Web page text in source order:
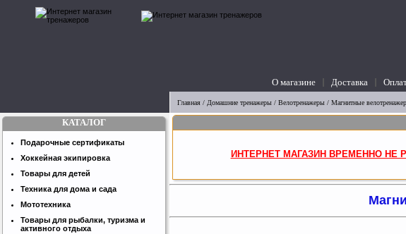
О магазине Доставка
Главная / Домашние тренажеры / Велотренажеры / Магнитные
ИНТЕРНЕТ МАГАЗИН ВРЕМЕННО НЕ
КАТАЛОГ
Подарочные сертификаты
Хоккейная экипировка
Товары для детей
Техника для дома и сада
Мототехника
Товары для рыбалки, туризма и
активного отдыха